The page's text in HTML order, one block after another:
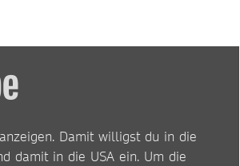
Damit willigst du in die
damit in die USA ein. Um die